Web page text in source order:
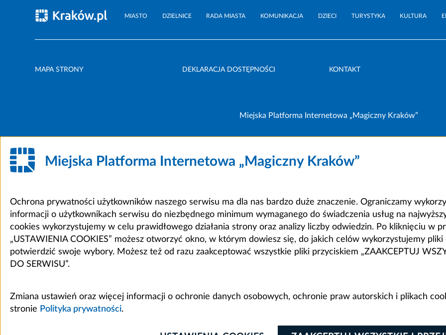
MIASTO DZIELNICE RADA MIASTA KOMUNIKACJA DZIECI TURYSTYKA KULTURA
MAPA STRONY DEKLARACJA DOSTĘPNOŚCI KONTAKT
Miejska Platforma Internetowa „Magiczny Kraków”
Miejska Platforma Internetowa „Magiczny Kraków”
Ochrona prywatności użytkowników naszego serwisu ma dla nas bardzo duże znaczenie. Ograniczamy
informacji o użytkownikach serwisu do niezbędnego minimum wymaganego do świadczenia usług na
cookies wykorzystujemy w celu prawidłowego działania strony oraz analizy liczby odwiedzin. Po kliknięciu w
„USTAWIENIA COOKIES” możesz otworzyć okno, w którym dowiesz się, do jakich celów wykorzystujemy pliki
potwierdzić swoje wybory. Możesz też od razu zaakceptować wszystkie pliki przyciskiem „ZAAKCEPTUJ
DO SERWISU”.
Zmiana ustawień oraz więcej informacji o ochronie danych osobowych, ochronie praw autorskich i plikach
stronie Polityka prywatności.